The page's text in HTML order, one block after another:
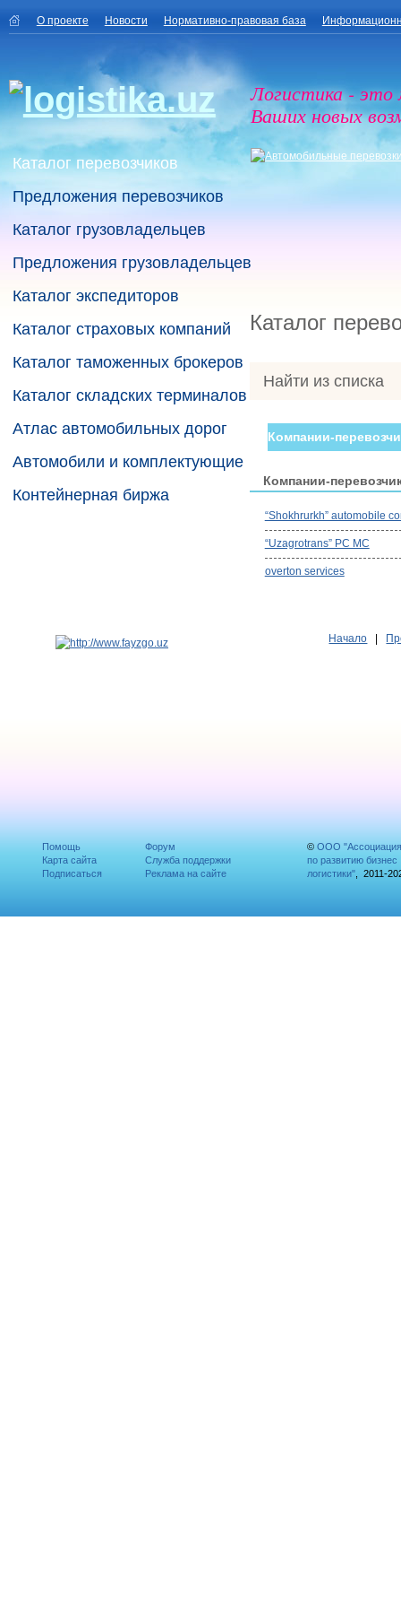
О проекте Новости Нормативно-правовая база
Логистика - это
Ваших новых
Каталог перевозчиков
Предложения перевозчиков
Каталог грузовладельцев
Предложения грузовладельцев
Каталог экспедиторов
Каталог страховых компаний
Каталог таможенных брокеров
Каталог складских терминалов
Атлас автомобильных дорог
Автомобили и комплектующие
Контейнерная биржа
Каталог
Найти из списка
Компании-
Компании-
“Shokhrurkh” automobile
“Uzagrotrans” PC MC
overton services
Начало
Помощь
Карта сайта
Подписаться
Форум
Служба поддержки
Реклама на сайте
© ООО "Ассоциация
по развитию бизнес
логистики", 2011-